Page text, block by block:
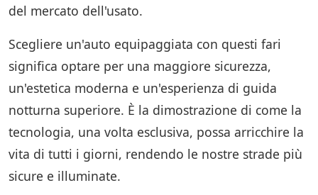
del mercato dell'usato.
Scegliere un'auto equipaggiata con questi fari
significa optare per una maggiore sicurezza,
un'estetica moderna e un'esperienza di guida
notturna superiore. È la dimostrazione di come la
tecnologia, una volta esclusiva, possa arricchire la
vita di tutti i giorni, rendendo le nostre strade più
sicure e illuminate.